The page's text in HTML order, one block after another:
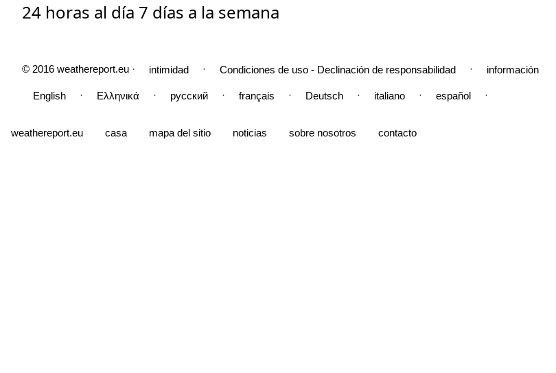
24 horas al día 7 días a la semana
© 2016 weathereport.eu ·
intimidad · Condiciones de uso - Declinación de responsabilidad · información
English · Ελληνικά · русский · français · Deutsch · italiano · español ·
weathereport.eu casa mapa del sitio noticias sobre nosotros contacto